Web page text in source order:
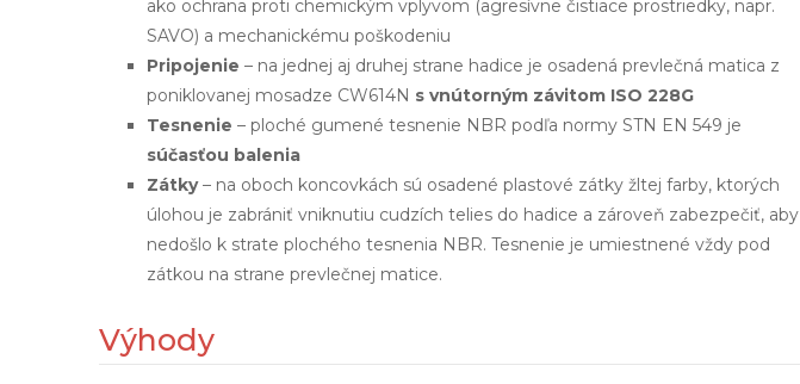
ako ochrana proti chemickým vplyvom (agresívne čistiace prostriedky, napr.
SAVO) a mechanickému poškodeniu
Pripojenie – na jednej aj druhej strane hadice je osadená prevlečná matica z
poniklovanej mosadze CW614N s vnútorným závitom ISO 228G
Tesnenie – ploché gumené tesnenie NBR podľa normy STN EN 549 je
súčasťou balenia
Zátky– na oboch koncovkách sú osadené plastové zátky žltej farby, ktorých
úlohou je zabrániť vniknutiu cudzích telies do hadice a zároveň zabezpečiť, aby
nedošlo k strate plochého tesnenia NBR. Tesnenie je umiestnené vždy pod
zátkou na strane prevlečnej matice.
Výhody